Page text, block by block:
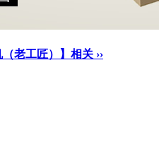
老工匠）】相关 ››